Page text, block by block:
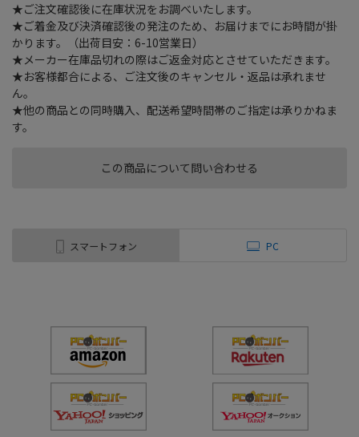
この商品について問い合わせる
★ご注文確認後に在庫状況をお調べいたします。
★ご着金及び決済確認後の発注のため、お届けまでにお時間が掛
かります。（出荷目安：6-10営業日）
★メーカー在庫品切れの際はご返金対応とさせていただきます。
★お客様都合による、ご注文後のキャンセル・返品は承れませ
ん。
★他の商品との同時購入、配送希望時間帯のご指定は承りかねま
す。
スマートフォン PC